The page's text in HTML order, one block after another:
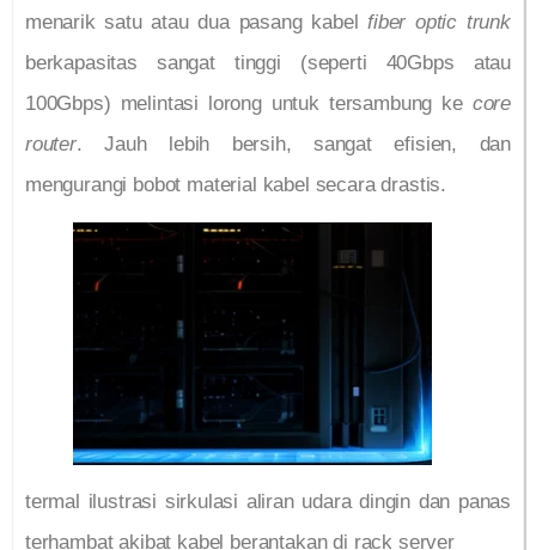
menarik satu atau dua pasang kabelfiber optic trunk
berkapasitas sangat tinggi (seperti 40Gbps atau
100Gbps) melintasi lorong untuk tersambung ke core
router. Jauh lebih bersih, sangat efisien, dan
mengurangi bobot material kabel secara drastis.
termal ilustrasi sirkulasi aliran udara dingin dan panas
terhambat akibat kabel berantakan di rack server